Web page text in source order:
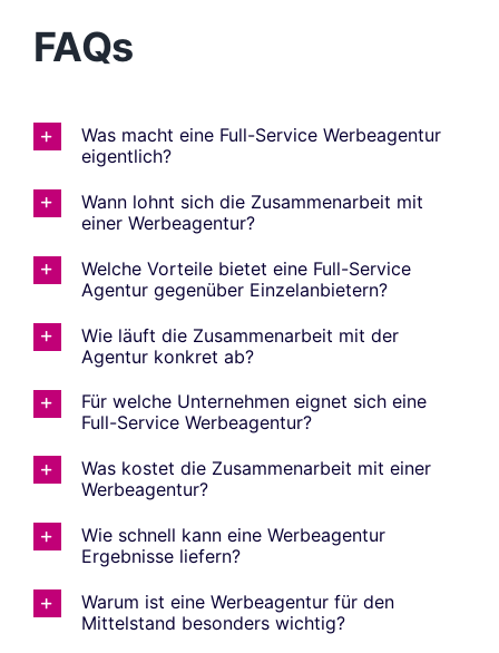
FAQs
Was macht eine Full-Service Werbeagentur
eigentlich?
Wann lohnt sich die Zusammenarbeit mit
einer Werbeagentur?
Welche Vorteile bietet eine Full-Service
Agentur gegenüber Einzelanbietern?
Wie läuft die Zusammenarbeit mit der
Agentur konkret ab?
Für welche Unternehmen eignet sich eine
Full-Service Werbeagentur?
Was kostet die Zusammenarbeit mit einer
Werbeagentur?
Wie schnell kann eine Werbeagentur
Ergebnisse liefern?
Warum ist eine Werbeagentur für den
Mittelstand besonders wichtig?